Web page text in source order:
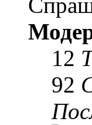
12
92